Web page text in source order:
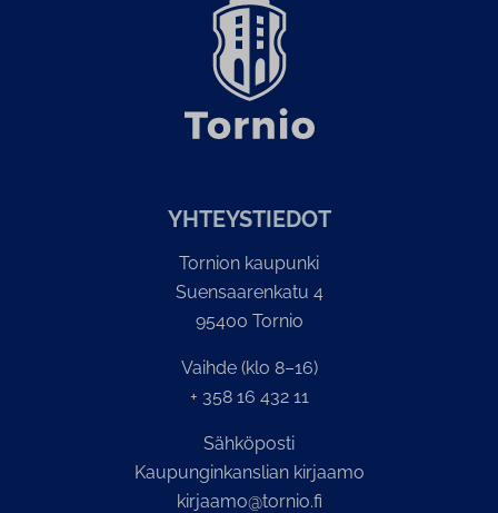
YH­TEYS­TIE­DOT
Tornion kaupunki
Suensaarenkatu 4
95400 Tornio
Vaihde (klo 8–16)
+ 358 16 432 11
Sähköposti
Kaupunginkanslian kirjaamo
kirjaamo@tornio.fi